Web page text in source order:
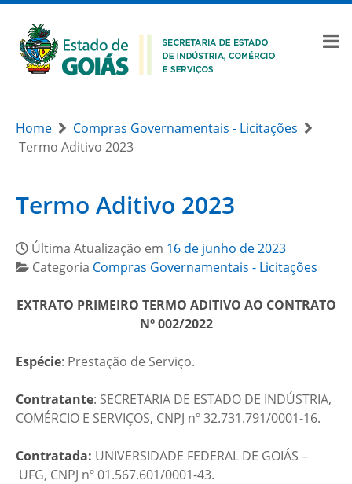
Home
Compras Governamentais - Licitações
Termo Aditivo 2023
Termo Aditivo 2023
Última Atualização em 16 de junho de 2023
Categoria Compras Governamentais - Licitações
EXTRATO PRIMEIRO TERMO ADITIVO AO CONTRATO
Nº 002/2022
Espécie: Prestação de Serviço.
Contratante: SECRETARIA DE ESTADO DE INDÚSTRIA,
COMÉRCIO E SERVIÇOS, CNPJ nº 32.731.791/0001-16.
Contratada: UNIVERSIDADE FEDERAL DE GOIÁS –
UFG, CNPJ nº 01.567.601/0001-43.